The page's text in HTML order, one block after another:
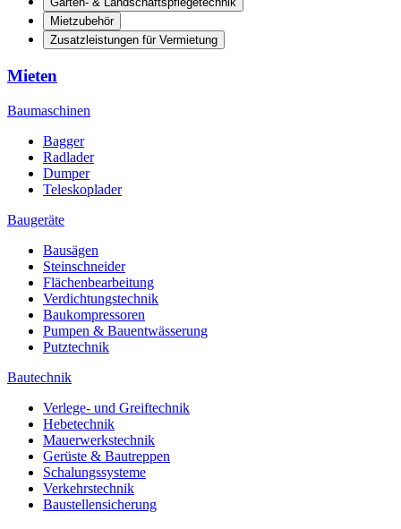
Mietzubehör
Zusatzleistungen für Vermietung
Mieten
Baumaschinen
Bagger
Radlader
Dumper
Teleskoplader
Baugeräte
Bausägen
Steinschneider
Flächenbearbeitung
Verdichtungstechnik
Baukompressoren
Pumpen & Bauentwässerung
Putztechnik
Bautechnik
Verlege- und Greiftechnik
Hebetechnik
Mauerwerkstechnik
Gerüste & Bautreppen
Schalungssysteme
Verkehrstechnik
Baustellensicherung